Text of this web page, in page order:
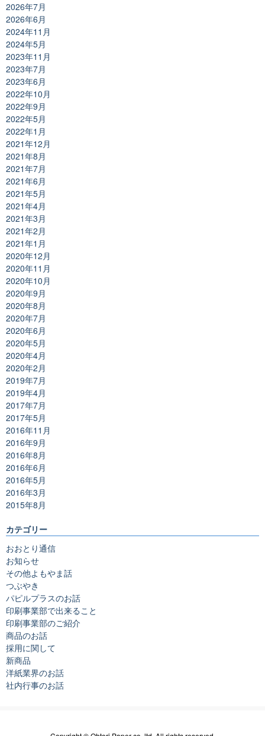
2026年7月
2026年6月
2024年11月
2024年5月
2023年11月
2023年7月
2023年6月
2022年10月
2022年9月
2022年5月
2022年1月
2021年12月
2021年8月
2021年7月
2021年6月
2021年5月
2021年4月
2021年3月
2021年2月
2021年1月
2020年12月
2020年11月
2020年10月
2020年9月
2020年8月
2020年7月
2020年6月
2020年5月
2020年4月
2020年2月
2019年7月
2019年4月
2017年7月
2017年5月
2016年11月
2016年9月
2016年8月
2016年6月
2016年5月
2016年3月
2015年8月
カテゴリー
おおとり通信
お知らせ
その他よもやま話
つぶやき
パピルプラスのお話
印刷事業部で出来ること
印刷事業部のご紹介
商品のお話
採用に関して
新商品
洋紙業界のお話
社内行事のお話